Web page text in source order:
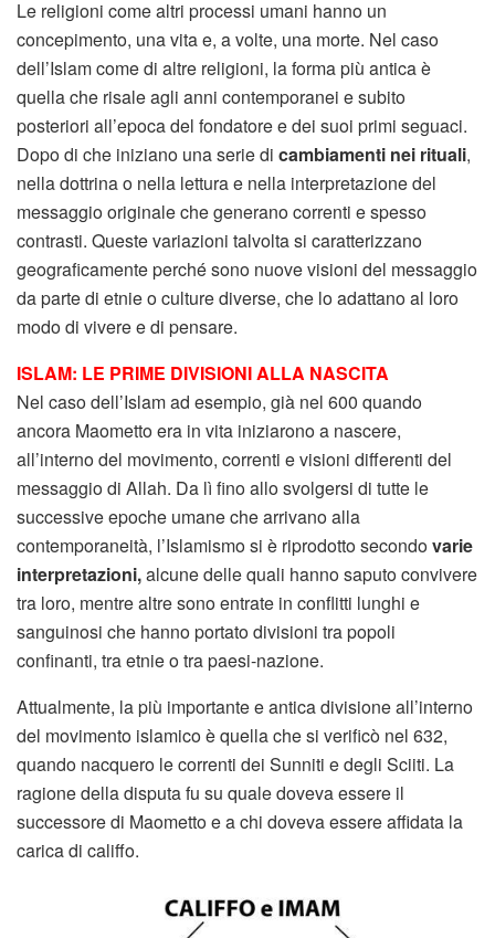
Le religioni come altri processi umani hanno un
concepimento, una vita e, a volte, una morte. Nel caso
dell’Islam come di altre religioni, la forma più antica è
quella che risale agli anni contemporanei e subito
posteriori all’epoca del fondatore e dei suoi primi seguaci.
Dopo di che iniziano una serie di cambiamenti nei rituali,
nella dottrina o nella lettura e nella interpretazione del
messaggio originale che generano correnti e spesso
contrasti. Queste variazioni talvolta si caratterizzano
geograficamente perché sono nuove visioni del messaggio
da parte di etnie o culture diverse, che lo adattano al loro
modo di vivere e di pensare.
ISLAM: LE PRIME DIVISIONI ALLA NASCITA
Nel caso dell’Islam ad esempio, già nel 600 quando
ancora Maometto era in vita iniziarono a nascere,
all’interno del movimento, correnti e visioni differenti del
messaggio di Allah. Da lì fino allo svolgersi di tutte le
successive epoche umane che arrivano alla
contemporaneità, l’Islamismo si è riprodotto secondovarie
interpretazioni,alcune delle quali hanno saputo convivere
tra loro, mentre altre sono entrate in conflitti lunghi e
sanguinosi che hanno portato divisioni tra popoli
confinanti, tra etnie o tra paesi-nazione.
Attualmente, la più importante e antica divisione all’interno
del movimento islamico è quella che si verificò nel 632,
quando nacquero le correnti dei Sunniti e degli Sciiti. La
ragione della disputa fu su quale doveva essere il
successore di Maometto e a chi doveva essere affidata la
carica di califfo.